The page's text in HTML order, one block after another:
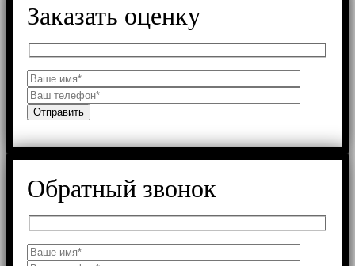
Заказать оценку
Обратный звонок